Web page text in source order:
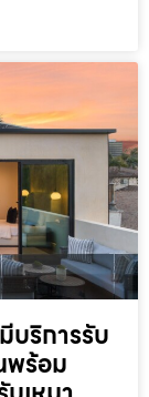
บริการรับ
พร้อม